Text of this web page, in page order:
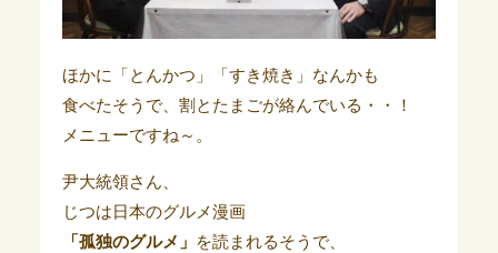
ほかに「とんかつ」「すき焼き」なんかも
食べたそうで、割とたまごが絡んでいる・・！
メニューですね～。
尹大統領さん、
じつは日本のグルメ漫画
「孤独のグルメ」
を読まれるそうで、